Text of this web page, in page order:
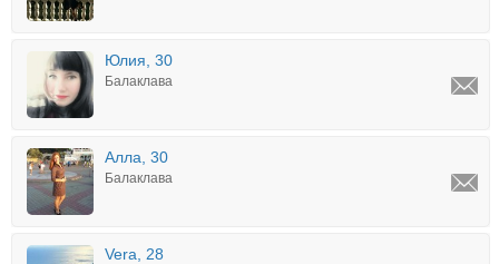
Юлия, 30
Балаклава
Алла, 30
Балаклава
Vera, 28